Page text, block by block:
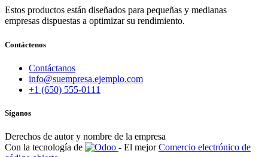
Estos productos están diseñados para pequeñas y medianas
empresas dispuestas a optimizar su rendimiento.
Contáctenos
Contáctanos
info@suempresa.ejemplo.com
+1 (650) 555-0111
Síganos
Derechos de autor y nombre de la empresa
Con la tecnología de
- El mejorComercio electrónico de